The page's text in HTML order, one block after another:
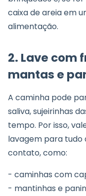
caixa de areia em
alimentação.
2. Lave com
mantas e
A caminha pode
saliva, sujeirinhas
tempo. Por isso,
lavagem para tudo
contato, como:
- caminhas com
- mantinhas e